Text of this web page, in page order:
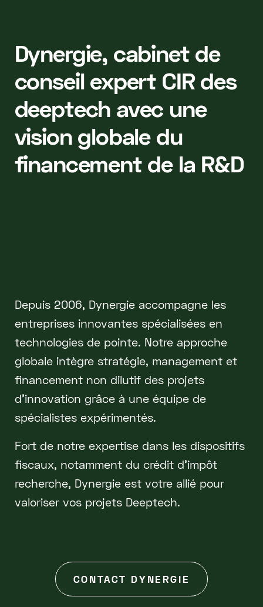
Dynergie, cabinet de
conseil expert CIR des
deeptech avec une
vision globale du
financement de la R&D
Depuis 2006, Dynergie accompagne les
entreprises innovantes spécialisées en
technologies de pointe. Notre approche
globale intègre stratégie, management et
financement non dilutif des projets
d'innovation grâce à une équipe de
spécialistes expérimentés.
Fort de notre expertise dans les dispositifs
fiscaux, notamment du crédit d’impôt
recherche, Dynergie est votre allié pour
valoriser vos projets Deeptech.
CONTACT DYNERGIE